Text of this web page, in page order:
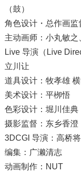
（鼓）
角色设计・总作画监
主动画师：小丸敏之
Live 导演（Live
立川让
道具设计：牧孝雄
美术设计：平栁悟
色彩设计：堀川佳典
摄影监督：东乡香澄
3DCGI 导演：高桥将
编集：广濑清志
动画制作：NUT